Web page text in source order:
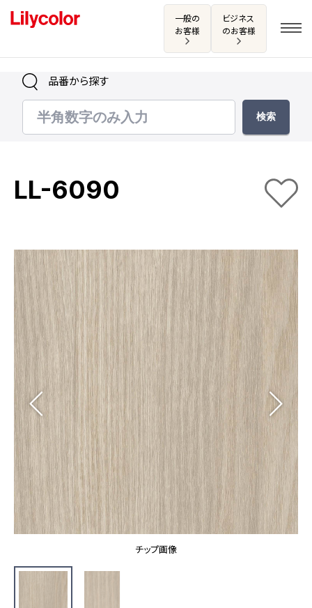
一般の
お客様
ビジネス
のお客様
ログイン・新規会員登録
お気に入り
商品を探す
商品を探す トップ
カーテン
床材
ブランド・コレクション
Lilycolor Coordinate 着せ替えシミュレーション
カタログ一覧
カタログ一覧 トップ
カーテン
サステナブル商品
ノンワックス床タイル
壁紙機能性ガイド
施工事例
施工事例 トップ
医療・福祉施設
ホテル・オフィス・店舗
モデルハウス
新築戸建・マンション
#リリカラのある暮らし
リリカラノート
ショールーム
ショールーム トップ
東京ショールーム
大阪ショールーム
お客様サポート
お客様サポート トップ
画像ダウンロード
品番から探す
LL-6090
チップ画像